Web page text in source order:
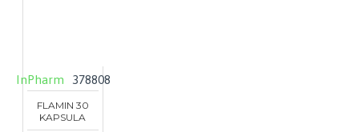
InPharm 378808
FLAMIN 30
KAPSULA